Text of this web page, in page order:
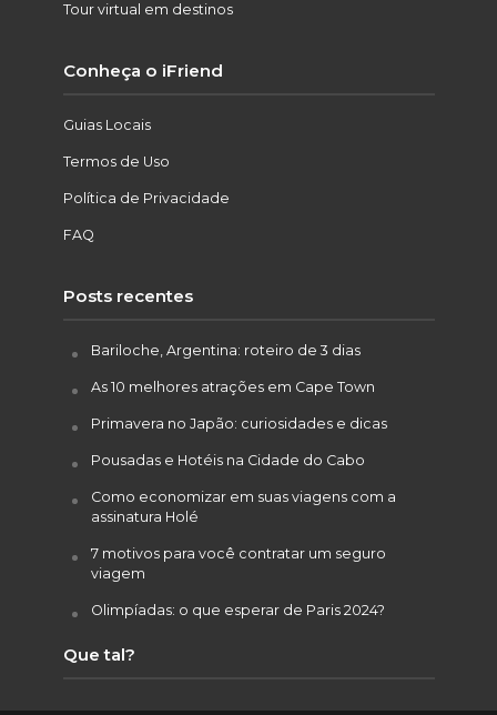
Tour virtual em destinos
Conheça o iFriend
Guias Locais
Termos de Uso
Política de Privacidade
FAQ
Posts recentes
Bariloche, Argentina: roteiro de 3 dias
As 10 melhores atrações em Cape Town
Primavera no Japão: curiosidades e dicas
Pousadas e Hotéis na Cidade do Cabo
Como economizar em suas viagens com a
assinatura Holé
7 motivos para você contratar um seguro
viagem
Olimpíadas: o que esperar de Paris 2024?
Que tal?